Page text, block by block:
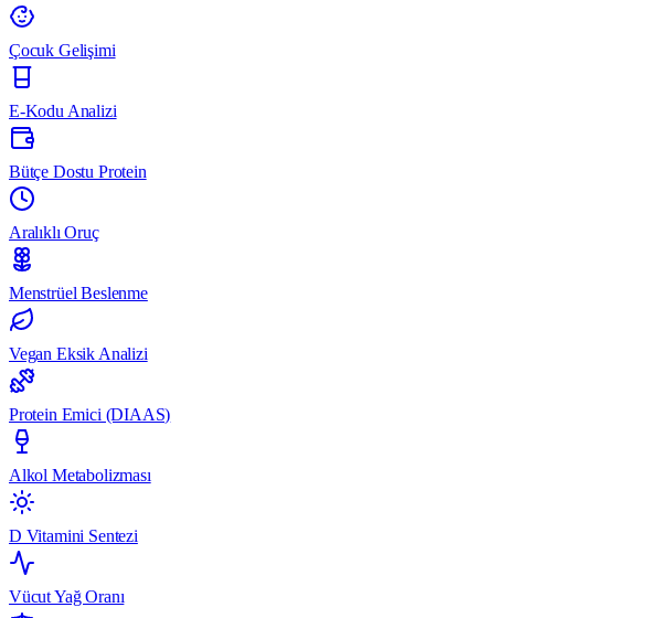
Çocuk Gelişimi
E-Kodu Analizi
Bütçe Dostu Protein
Aralıklı Oruç
Menstrüel Beslenme
Vegan Eksik Analizi
Protein Emici (DIAAS)
Alkol Metabolizması
D Vitamini Sentezi
Vücut Yağ Oranı